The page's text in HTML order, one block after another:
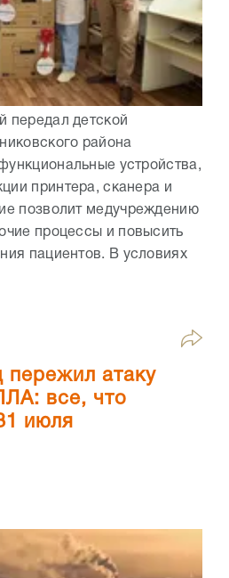
передал детской
района
устройства,
принтера, сканера и
позволит медучреждению
процессы и повысить
пациентов. В условиях
пережил атаку
все, что
июля